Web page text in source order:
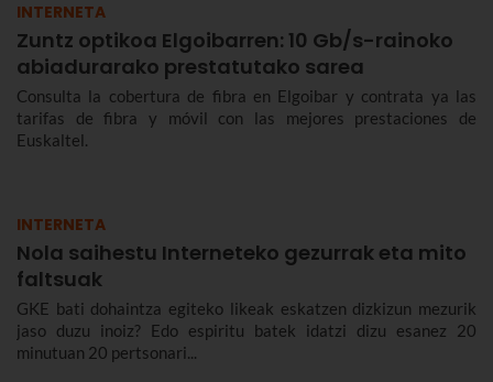
INTERNETA
Zuntz optikoa Elgoibarren: 10 Gb/s-rainoko
abiadurarako prestatutako sarea
Consulta la cobertura de fibra en Elgoibar y contrata ya las
tarifas de fibra y móvil con las mejores prestaciones de
Euskaltel.
INTERNETA
Nola saihestu Interneteko gezurrak eta mito
faltsuak
GKE bati dohaintza egiteko likeak eskatzen dizkizun mezurik
jaso duzu inoiz? Edo espiritu batek idatzi dizu esanez 20
minutuan 20 pertsonari...